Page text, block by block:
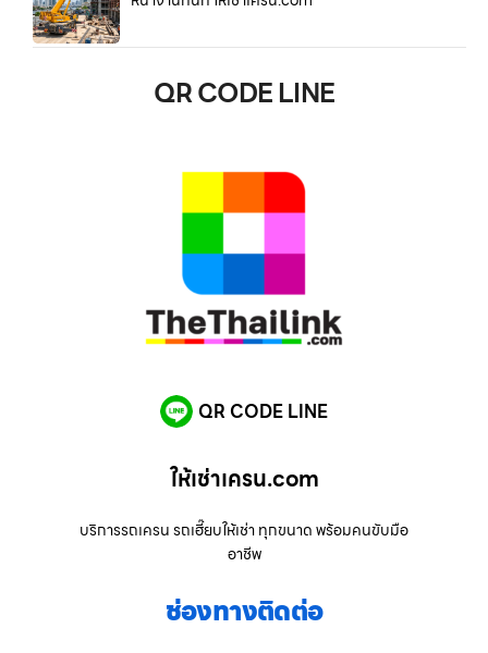
QR CODE LINE
QR CODE LINE
ให้เช่าเครน.com
บริการรถเครน รถเฮี๊ยบให้เช่า ทุกขนาด พร้อมคนขับมือ
อาชีพ
ช่องทางติดต่อ